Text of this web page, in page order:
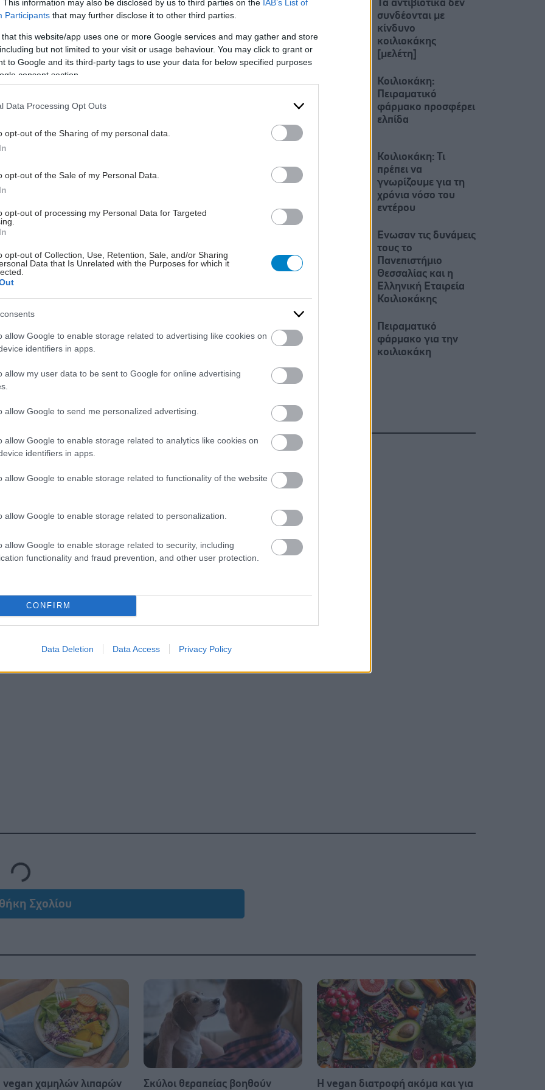
This information may also be disclosed by us to third parties on the IAB’s List of
Participants that may further disclose it to other third parties.
that this website/app uses one or more Google services and may gather and store
but not limited to your visit or usage behaviour. You may click to grant or
to Google and its third-party tags to use your data for below specified purposes
consent section.
Data Processing Opt Outs
opt-out of the Sharing of my personal data.
opt-out of the Sale of my Personal Data.
opt-out of processing my Personal Data for Targeted
opt-out of Collection, Use, Retention, Sale, and/or Sharing
Data that Is Unrelated with the Purposes for which it
allow Google to enable storage related to advertising like cookies on
identifiers in apps.
allow my user data to be sent to Google for online advertising
allow Google to send me personalized advertising.
allow Google to enable storage related to analytics like cookies on
identifiers in apps.
allow Google to enable storage related to functionality of the website
allow Google to enable storage related to personalization.
allow Google to enable storage related to security, including
functionality and fraud prevention, and other user protection.
CONFIRM
Data Deletion Data Access Privacy Policy
σήμερα
χαμηλών λιπαρών βοηθά στην απώλεια βάρους
η ποσότητα του φαγητού [μελέτη]
Τα αντιβιοτικά δεν
συνδέονται με
κίνδυνο
κοιλιοκάκης
[μελέτη]
Κοιλιοκάκη:
Πειραματικό
φάρμακο προσφέρει
ελπίδα
Κοιλιοκάκη: Τι
πρέπει να
γνωρίζουμε για τη
χρόνια νόσο του
εντέρου
Eνωσαν τις δυνάμεις
τους το
Πανεπιστήμιο
Θεσσαλίας και η
Ελληνική Εταιρεία
Κοιλιοκάκης
Πειραματικό
φάρμακο για την
κοιλιοκάκη
Loading...
Σχολίου
vegan χαμηλών λιπαρών Σκύλοι θεραπείας βοηθούν Η vegan διατροφή ακόμα και για